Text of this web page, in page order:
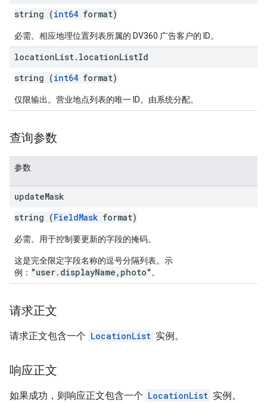
string (int64 format)
必需。相应地理位置列表所属的 DV360 广告客户的 ID。
locationList. locationListId
string (int64 format)
仅限输出。营业地点列表的唯一 ID。由系统分配。
查询参数
参数
updateMask
string (FieldMask format)
必需。用于控制要更新的字段的掩码。
这是完全限定字段名称的逗号分隔列表。示
例： "user.displayName,photo" 。
请求正文
请求正文包含一个 LocationList 实例。
响应正文
如果成功，则响应正文包含一个 LocationList 实例。